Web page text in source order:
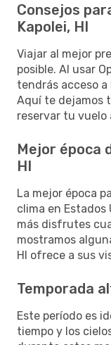
Consejos
Kapolei, HI
Viajar al mejor
posible. Al usar
tendrás acceso a
Aquí te dejamos
reservar tu vuelo
Mejor época
HI
La mejor época
clima en
más disfrutes
mostramos
HI ofrece a sus
Temporada
Este período es
tiempo y los